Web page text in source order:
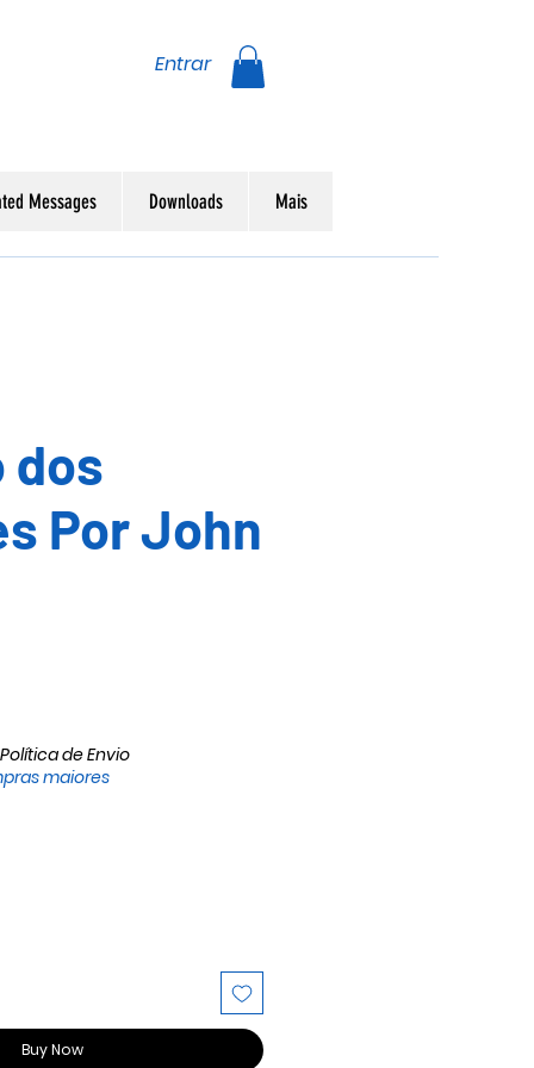
Entrar
Messages Downloads Mais
dos
Por John
Política de Envio
maiores
Buy Now